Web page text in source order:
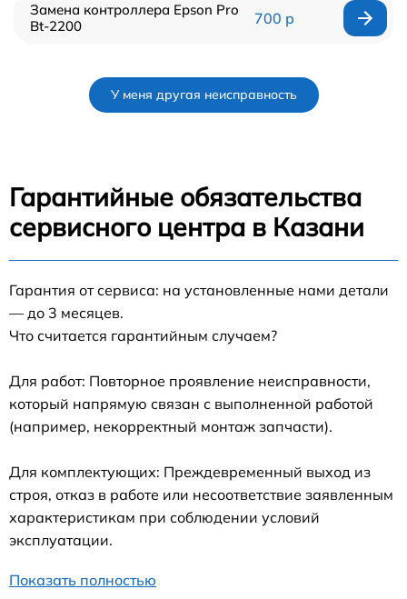
Замена контроллера Epson Pro
Bt-2200
700 р
У меня другая неисправность
Гарантийные обязательства
сервисного центра в Казани
Гарантия от сервиса: на установленные нами детали
— до 3 месяцев.
Что считается гарантийным случаем?
Для работ: Повторное проявление неисправности,
который напрямую связан с выполненной работой
(например, некорректный монтаж запчасти).
Для комплектующих: Преждевременный выход из
строя, отказ в работе или несоответствие заявленным
характеристикам при соблюдении условий
эксплуатации.
Показать полностью